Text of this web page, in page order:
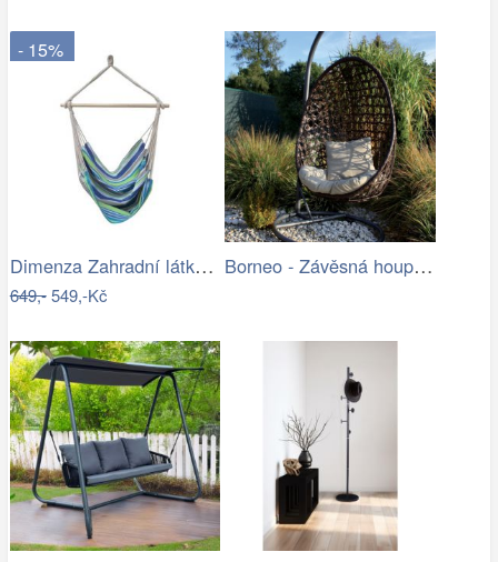
- 15%
Dimenza Zahradní látková houpačka…
649,-549,-Kč
Borneo - Závěsná houpačka (grafit) |…